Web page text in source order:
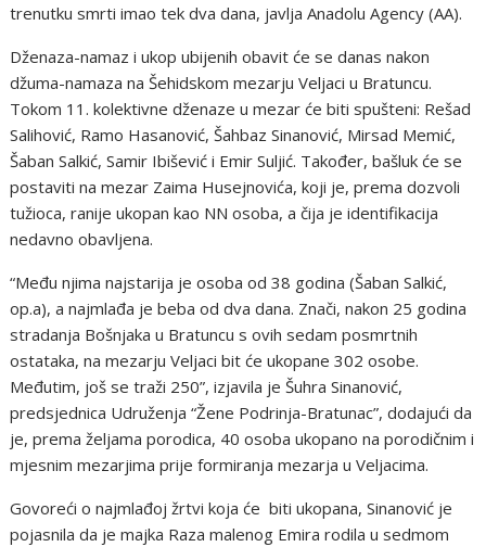
trenutku smrti imao tek dva dana, javlja Anadolu Agency (AA).
Dženaza-namaz i ukop ubijenih obavit će se danas nakon
džuma-namaza na Šehidskom mezarju Veljaci u Bratuncu.
Tokom 11. kolektivne dženaze u mezar će biti spušteni: Rešad
Salihović, Ramo Hasanović, Šahbaz Sinanović, Mirsad Memić,
Šaban Salkić, Samir Ibišević i Emir Suljić. Također, bašluk će se
postaviti na mezar Zaima Husejnovića, koji je, prema dozvoli
tužioca, ranije ukopan kao NN osoba, a čija je identifikacija
nedavno obavljena.
“Među njima najstarija je osoba od 38 godina (Šaban Salkić,
op.a), a najmlađa je beba od dva dana. Znači, nakon 25 godina
stradanja Bošnjaka u Bratuncu s ovih sedam posmrtnih
ostataka, na mezarju Veljaci bit će ukopane 302 osobe.
Međutim, još se traži 250”, izjavila je Šuhra Sinanović,
predsjednica Udruženja “Žene Podrinja-Bratunac”, dodajući da
je, prema željama porodica, 40 osoba ukopano na porodičnim i
mjesnim mezarjima prije formiranja mezarja u Veljacima.
Govoreći o najmlađoj žrtvi koja će biti ukopana, Sinanović je
pojasnila da je majka Raza malenog Emira rodila u sedmom